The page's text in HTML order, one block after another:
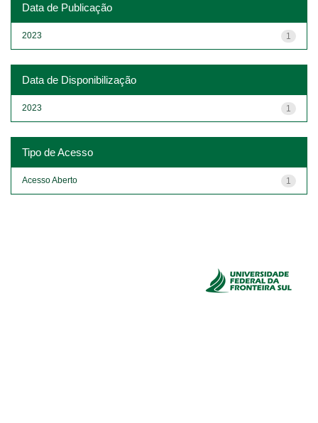
Data de Publicação
1
2023
Data de Disponibilização
1
2023
Tipo de Acesso
1
Acesso Aberto